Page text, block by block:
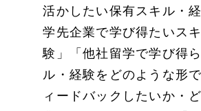
活かしたい保有スキル・
学先企業で学び得たいス
験」「他社留学で学び得
ル・経験をどのような形
ィードバックしたいか・